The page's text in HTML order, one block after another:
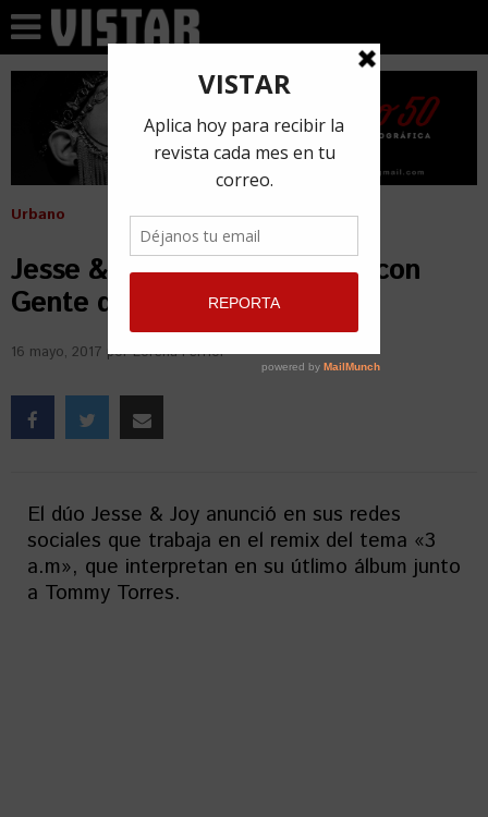
Urbano
Jesse & Joy graban en Cuba con
Gente de Zona
16 mayo, 2017 porLorena Ferriol
El dúo Jesse & Joy anunció en sus redes
sociales que trabaja en el remix del tema «3
a.m», que interpretan en su útlimo álbum junto
a Tommy Torres.